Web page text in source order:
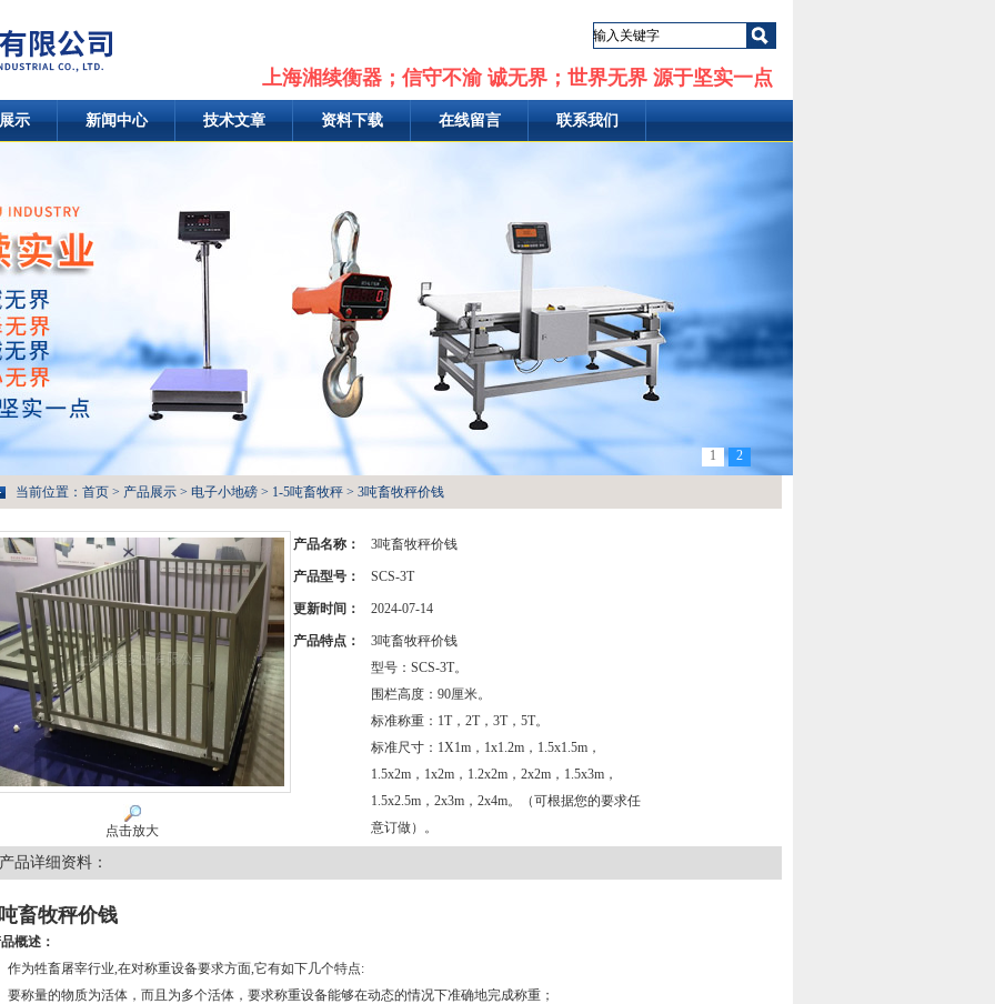
上海湘续衡器；信守不渝 诚无界；世界无界 源于坚实一点
示 新闻中心 技术文章 资料下载 在线留言 联系我们
1 2
当前位置： 首页 > 产品展示 > 电子小地磅 > 1-5吨畜牧秤 > 3吨畜牧秤价钱
点击放大
产品名称： 3吨畜牧秤价钱
产品型号： SCS-3T
更新时间： 2024-07-14
产品特点：
3吨畜牧秤价钱
型号：SCS-3T。
围栏高度：90厘米。
标准称重：1T，2T，3T，5T。
标准尺寸：1X1m，1x1.2m，1.5x1.5m，
1.5x2m，1x2m，1.2x2m，2x2m，1.5x3m，
1.5x2.5m，2x3m，2x4m。（可根据您的要求任
意订做）。
产品详细资料：
畜牧秤价钱
概述：
作为牲畜屠宰行业,在对称重设备要求方面,它有如下几个特点:
要称量的物质为活体，而且为多个活体，要求称重设备能够在动态的情况下准确地完成称重；